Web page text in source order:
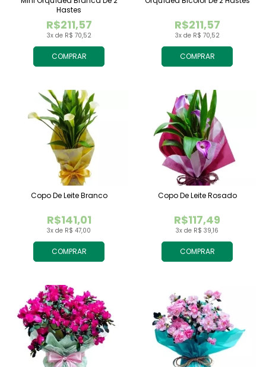
COMPRAR
3x de R$ 70,52
R$211,57
Hastes
COMPRAR
3x de R$ 70,52
R$211,57
COMPRAR
3x de R$ 47,00
R$141,01
Copo De Leite Branco
COMPRAR
3x de R$ 39,16
R$117,49
Copo De Leite Rosado